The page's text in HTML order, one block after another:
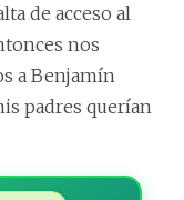
de acceso al
nos
a Benjamín
padres querían